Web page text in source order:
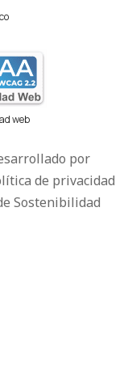
web
por
de privacidad
Sostenibilidad